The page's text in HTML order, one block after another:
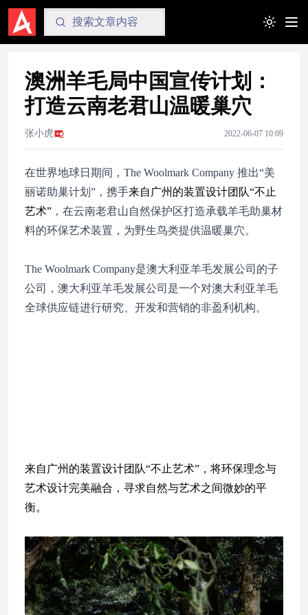
Toggle
澳洲羊毛局中国宣传计划：
打造云南老君山温暖巢穴
张小虎 2022-06-07 10:09
在世界地球日期间，The Woolmark Company 推出“美
丽诺助巢计划”，携手来自广州的装置设计团队“不止
艺术” ，在云南老君山自然保护区打造承载羊毛助巢材
料的环保艺术装置，为野生鸟类提供温暖巢穴。
The Woolmark Company是澳大利亚羊毛发展公司的子
公司，澳大利亚羊毛发展公司是一个对澳大利亚羊毛
全球供应链进行研究、开发和营销的非盈利机构。
来自广州的装置设计团队“不止艺术”，将环保理念与
艺术设计完美融合，寻求自然与艺术之间微妙的平
衡。